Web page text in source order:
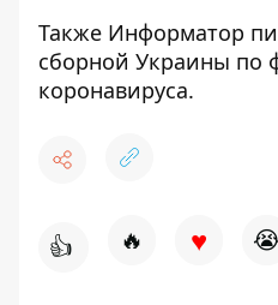
Также Информатор
сборной Украины по
коронавируса.
👍 🔥 ♥